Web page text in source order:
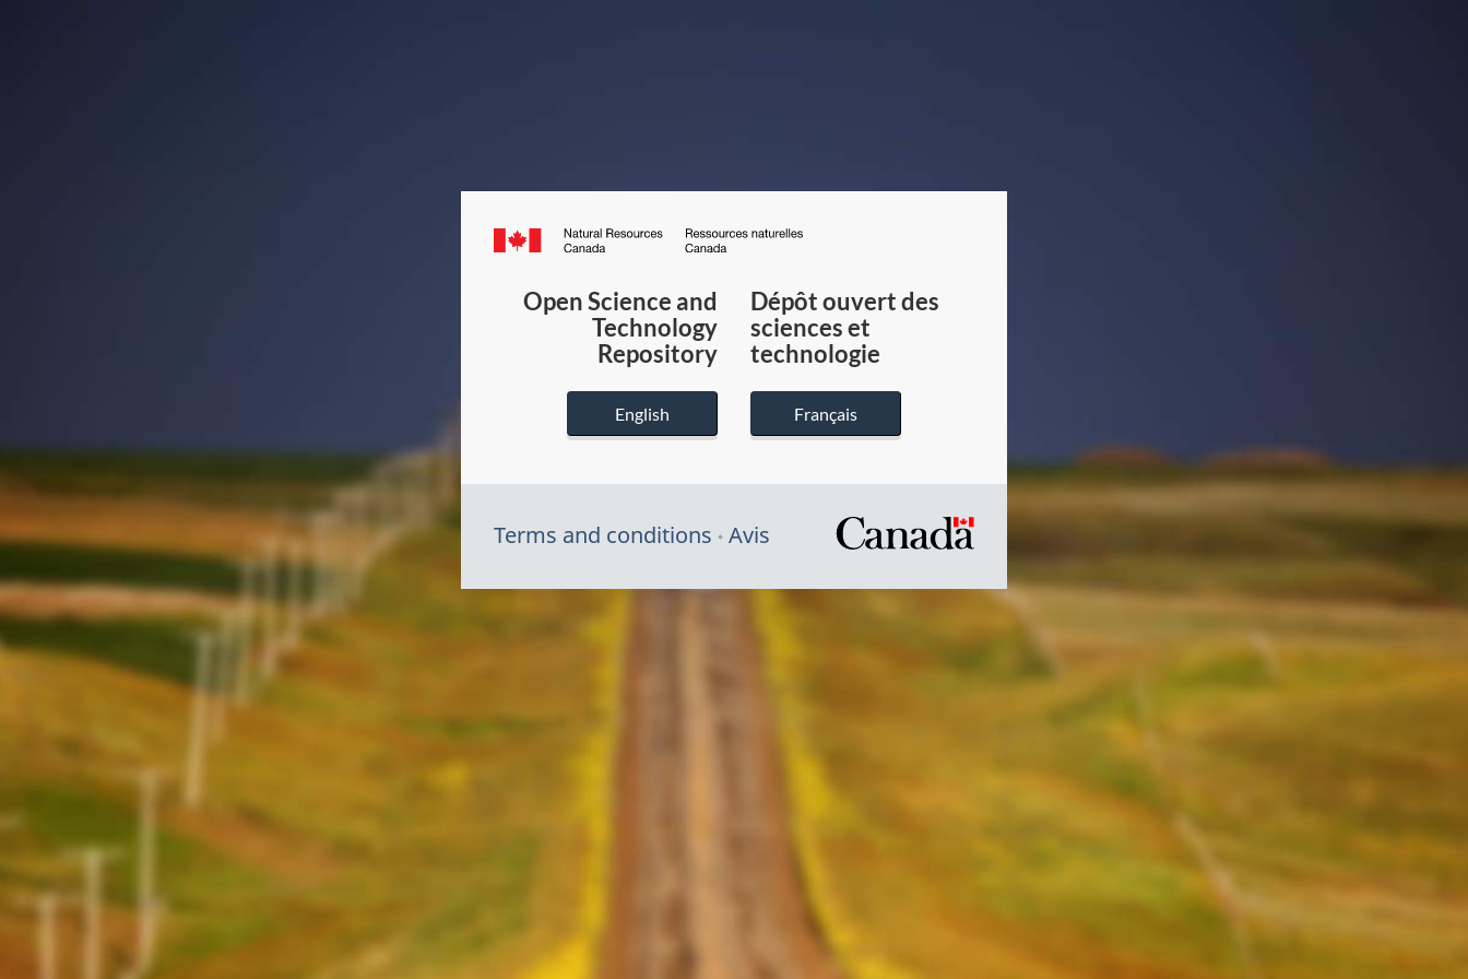
Canada.ca
du
Canada
Open Science and
Technology
Repository
English
Dépôt ouvert des
sciences et
technologie
Français
Terms and conditions Avis
/
Symbole
du
gouvernement
du